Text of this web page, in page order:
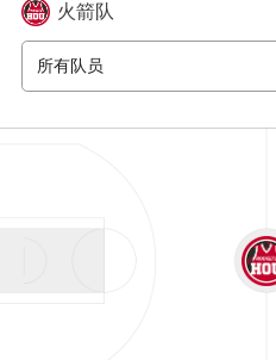
火箭队
所有队员